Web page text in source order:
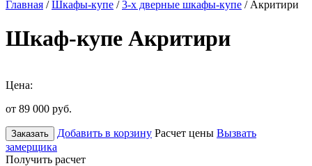
Главная /Шкафы-купе /3-х дверные шкафы-купе / Акритири
Шкаф-купе Акритири
Цена:
от 89 000 руб.
Заказать Добавить в корзину Расчет цены Вызвать
замерщика
Получить расчет